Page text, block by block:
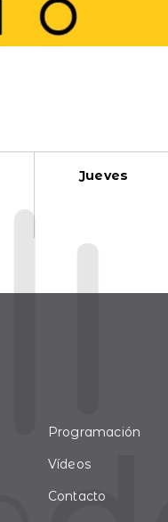
Jueves
Programación
Vídeos
Contacto